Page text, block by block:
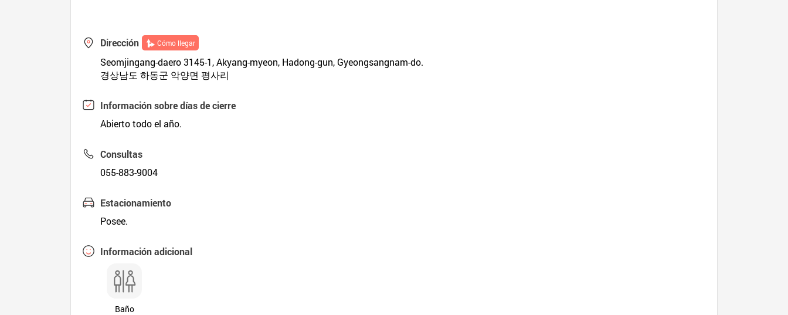
Dirección Cómo llegar
Seomjingang-daero 3145-1, Akyang-myeon, Hadong-gun, Gyeongsangnam-do.
경상남도 하동군 악양면 평사리
Información sobre días de cierre
Abierto todo el año.
Consultas
055-883-9004
Estacionamiento
Posee.
Información adicional
Baño